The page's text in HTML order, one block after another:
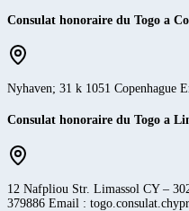
Consulat honoraire du Togo a
Nyhaven; 31 k 1051 Copenhague
Consulat honoraire du Togo a
12 Nafpliou Str. Limassol CY –
379886 Email :